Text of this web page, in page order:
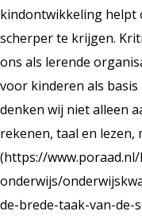
kindontwikkeling helpt
scherper te krijgen.
ons als lerende
voor kinderen als
denken wij niet alleen
rekenen, taal en lezen,
(https://
onderwijs/
de-brede-taak-van-de-